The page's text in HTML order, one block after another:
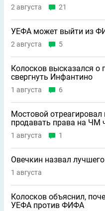
2 августа 21
УЕФА может выйти из
2 августа 5
Колосков высказался о
свергнуть Инфантино
1 августа 6
Мостовой
продавать права на ЧМ
1 августа 1
Овечкин назвал
1 августа
Колосков объяснил,
УЕФА против ФИФА